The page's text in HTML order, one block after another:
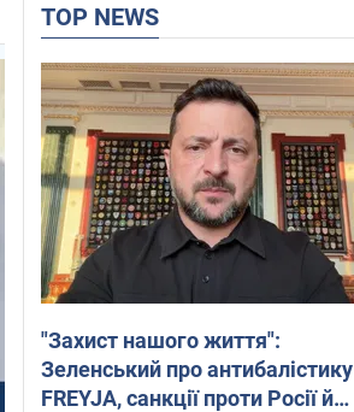
TOP NEWS
"Захист нашого життя":
Зеленський про антибалістику
FREYJA, санкції проти Росії й